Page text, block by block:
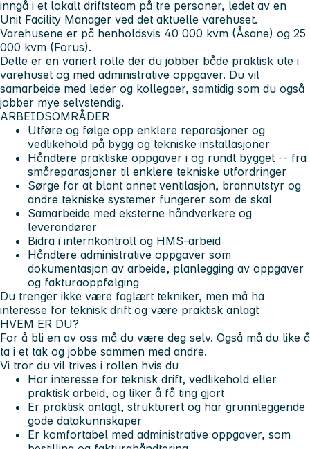
inngå i et lokalt driftsteam på tre personer, ledet av en
Unit Facility Manager ved det aktuelle varehuset.
Varehusene er på henholdsvis 40 000 kvm (Åsane) og 25
000 kvm (Forus).
Dette er en variert rolle der du jobber både praktisk ute i
varehuset og med administrative oppgaver. Du vil
samarbeide med leder og kollegaer, samtidig som du også
jobber mye selvstendig.
ARBEIDSOMRÅDER
Utføre og følge opp enklere reparasjoner og
vedlikehold på bygg og tekniske installasjoner
Håndtere praktiske oppgaver i og rundt bygget -- fra
småreparasjoner til enklere tekniske utfordringer
Sørge for at blant annet ventilasjon, brannutstyr og
andre tekniske systemer fungerer som de skal
Samarbeide med eksterne håndverkere og
leverandører
Bidra i internkontroll og HMS-arbeid
Håndtere administrative oppgaver som
dokumentasjon av arbeide, planlegging av oppgaver
og fakturaoppfølging
Du trenger ikke være faglært tekniker, men må ha
interesse for teknisk drift og være praktisk anlagt
HVEM ER DU?
For å bli en av oss må du være deg selv. Også må du like å
ta i et tak og jobbe sammen med andre.
Vi tror du vil trives i rollen hvis du
Har interesse for teknisk drift, vedlikehold eller
praktisk arbeid, og liker å få ting gjort
Er praktisk anlagt, strukturert og har grunnleggende
gode datakunnskaper
Er komfortabel med administrative oppgaver, som